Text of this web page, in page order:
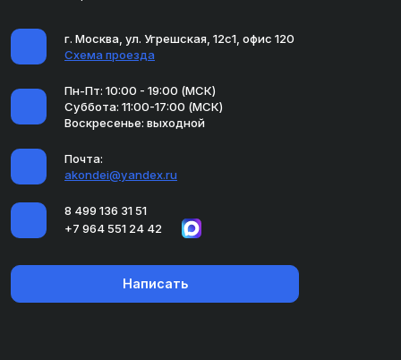
г. Москва, ул. Угрешская, 12с1, офис 120
Схема проезда
Пн-Пт: 10:00 - 19:00 (МСК)
Суббота: 11:00-17:00 (МСК)
Воскресенье: выходной
Почта:
akondei@yandex.ru
8 499 136 31 51
+7 964 551 24 42
Написать